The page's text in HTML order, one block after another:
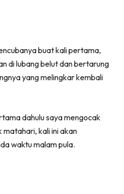
buat kali pertama,
di lubang belut dan bertarung
yang melingkar kembali
dahulu saya mengocak
kali ini akan
waktu malam pula.